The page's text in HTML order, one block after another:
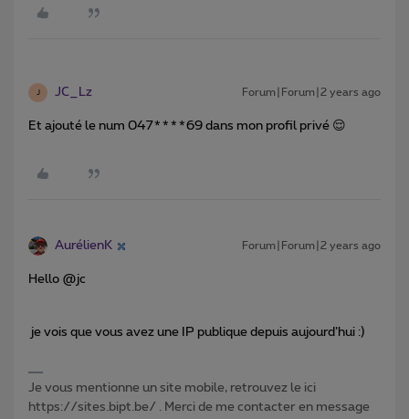
JC_Lz Forum|Forum|2 years ago
Et ajouté le num 047****69 dans mon profil privé 😌
AurélienK Forum|Forum|2 years ago
Hello @jc
je vois que vous avez une IP publique depuis aujourd’hui :)
Je vous mentionne un site mobile, retrouvez le ici
https://sites.bipt.be/ . Merci de me contacter en message